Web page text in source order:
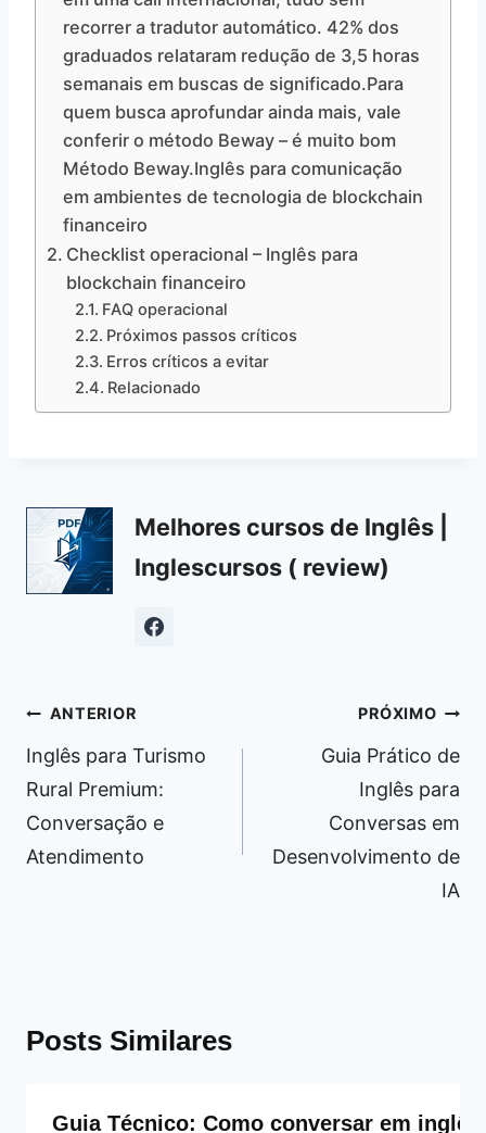
recorrer a tradutor automático. 42% dos
graduados relataram redução de 3,5 horas
semanais em buscas de significado.Para
quem busca aprofundar ainda mais, vale
conferir o método Beway – é muito bom
Método Beway.Inglês para comunicação
em ambientes de tecnologia de blockchain
financeiro
Checklist operacional – Inglês para
blockchain financeiro
FAQ operacional
Próximos passos críticos
Erros críticos a evitar
Relacionado
Melhores cursos de Inglês |
Inglescursos ( review)
Navegação
de
Post
ANTERIOR
Inglês para Turismo
Rural Premium:
Conversação e
Atendimento
PRÓXIMO
Guia Prático de
Inglês para
Conversas em
Desenvolvimento de
IA
Posts Similares
Guia Técnico: Como conversar em